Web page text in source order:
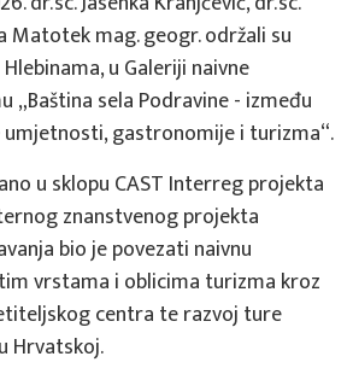
Matotek mag. geogr. održali su
u Galeriji naivne
„Baština sela Podravine - između
gastronomije i turizma“.
u sklopu CAST Interreg projekta
znanstvenog projekta
bio je povezati naivnu
vrstama i oblicima turizma kroz
centra te razvoj ture
Hrvatskoj.